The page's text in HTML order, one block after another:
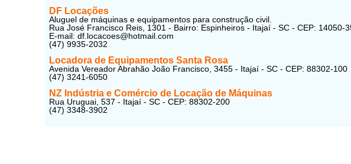
DF Locações
Aluguel de máquinas e equipamentos para construção civil.
Rua José Francisco Reis, 1301 - Bairro: Espinheiros - Itajaí - SC - CEP: 14050-
E-mail: df.locacoes@hotmail.com
(47) 9935-2032
Locadora de Equipamentos Santa Rosa
Avenida Vereador Abrahão João Francisco, 3455 - Itajaí - SC - CEP: 88302-100
(47) 3241-6050
NZ Indústria e Comércio de Locação de Máquinas
Rua Uruguai, 537 - Itajaí - SC - CEP: 88302-200
(47) 3348-3902